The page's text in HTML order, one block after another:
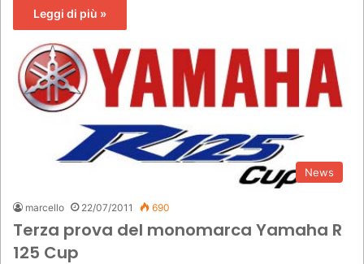
Leggi di più »
News
marcello 22/07/2011 690
Terza prova del monomarca Yamaha R
125 Cup